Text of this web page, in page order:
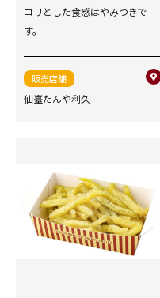
コリとした食感はやみつきで
す。
販売店舗
仙臺たんや利久